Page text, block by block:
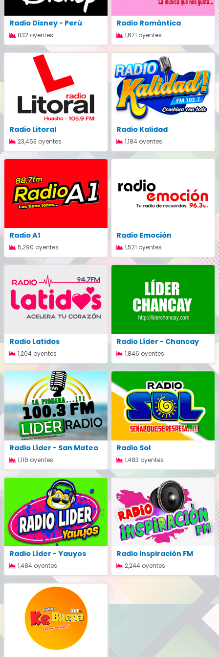
Radio Disney - Perú
832 oyentes
Radio Romántica
1,671 oyentes
Radio Litoral
23,453 oyentes
Radio Kalidad
1,184 oyentes
Radio A1
5,290 oyentes
Radio Emoción
1,521 oyentes
Radio Latidos
1,204 oyentes
Radio Líder - Chancay
1,846 oyentes
Radio Líder - San Mateo
1,116 oyentes
Radio Sol
1,483 oyentes
Radio Líder - Yauyos
1,484 oyentes
Radio Inspiración FM
2,244 oyentes